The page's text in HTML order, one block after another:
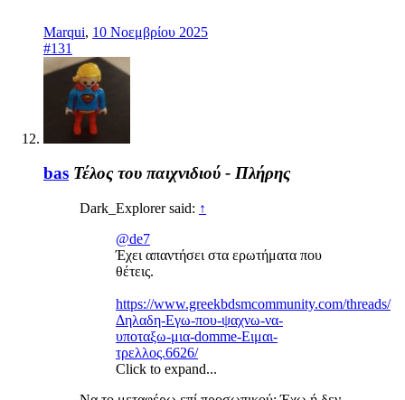
Marqui, 10 Νοεμβρίου 2025
#131
bas Τέλος του παιχνιδιού - Πλήρης
Dark_Explorer said: ↑
@de7
Έχει απαντήσει στα ερωτήματα που
θέτεις.
https://www.greekbdsmcommunity.com/threads/
Δηλαδη-Εγω-που-ψαχνω-να-
υποταξω-μια-domme-Ειμαι-
τρελλος.6626/
Click to expand...